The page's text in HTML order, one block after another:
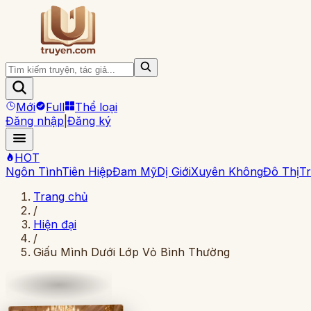
Mới Full
Thể loại
Đăng nhập Đăng ký
HOT
Ngôn TìnhTiên HiệpĐam MỹDị GiớiXuyên KhôngĐô Thị
Trang chủ
/
Hiện đại
/
Giấu Mình Dưới Lớp Vỏ Bình Thường